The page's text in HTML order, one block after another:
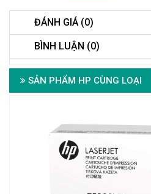
ĐÁNH GIÁ (0)
BÌNH LUẬN (0)
SẢN PHẨM HP CÙNG LOẠI